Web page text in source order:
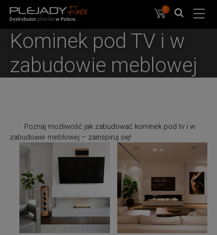
Garden
Koszyk
0
Kominek pod TV i w
zabudowie meblowej
Poznaj możliwość jak zabudować kominek pod tv i w
zabudowie meblowej – zainspiruj się!